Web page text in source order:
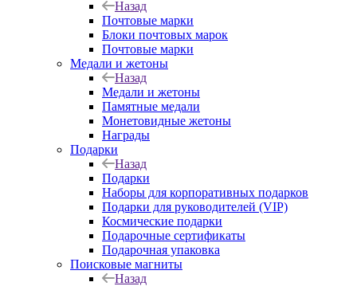
Назад
Почтовые марки
Блоки почтовых марок
Почтовые марки
Медали и жетоны
Назад
Медали и жетоны
Памятные медали
Монетовидные жетоны
Награды
Подарки
Назад
Подарки
Наборы для корпоративных подарков
Подарки для руководителей (VIP)
Космические подарки
Подарочные сертификаты
Подарочная упаковка
Поисковые магниты
Назад